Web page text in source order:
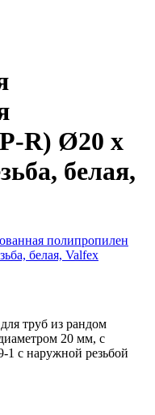
R) Ø20 х
белая,
труб из рандом
20 мм, с
1 с наружной резьбой